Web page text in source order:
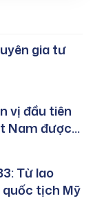
gia tư
vị đầu tiên
Nam được
EB-3:
Từ lao
quốc tịch Mỹ